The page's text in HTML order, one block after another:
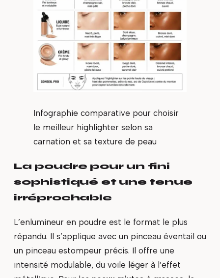
Infographie comparative pour choisir
le meilleur highlighter selon sa
carnation et sa texture de peau
La poudre pour un fini
sophistiqué et une tenue
irréprochable
L’enlumineur en poudre est le format le plus
répandu. Il s’applique avec un pinceau éventail ou
un pinceau estompeur précis. Il offre une
intensité modulable, du voile léger à l’effet